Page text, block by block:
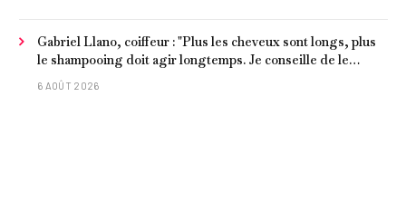
Gabriel Llano, coiffeur : "Plus les cheveux sont longs, plus
le shampooing doit agir longtemps. Je conseille de le
laisser entre 1 et 3 minutes."
6 AOÛT 2026